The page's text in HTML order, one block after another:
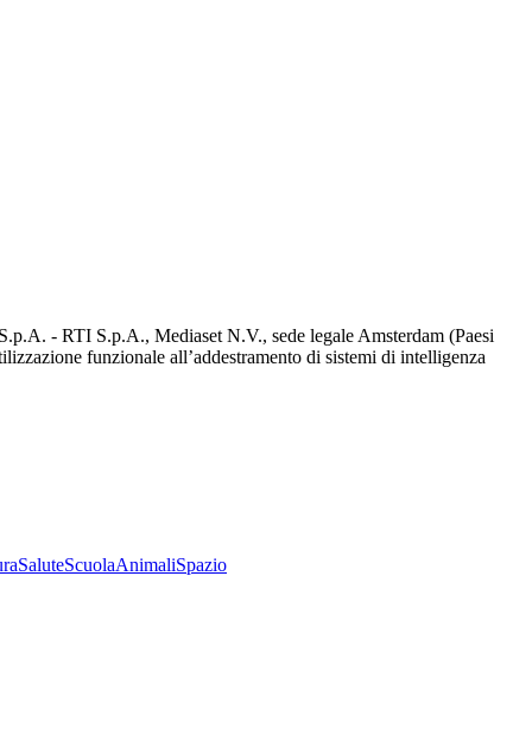
- RTI S.p.A., Mediaset N.V., sede legale Amsterdam (Paesi
funzionale all’addestramento di sistemi di intelligenza
SaluteScuolaAnimaliSpazio